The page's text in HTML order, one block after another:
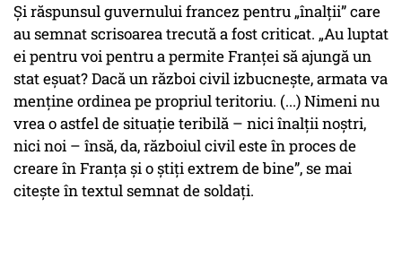
Și răspunsul guvernului francez pentru „înalții” care
au semnat scrisoarea trecută a fost criticat. „Au luptat
ei pentru voi pentru a permite Franței să ajungă un
stat eșuat? Dacă un război civil izbucnește, armata va
menține ordinea pe propriul teritoriu. (...) Nimeni nu
vrea o astfel de situație teribilă – nici înalții noștri,
nici noi – însă, da, războiul civil este în proces de
creare în Franța și o știți extrem de bine”, se mai
citește în textul semnat de soldați.